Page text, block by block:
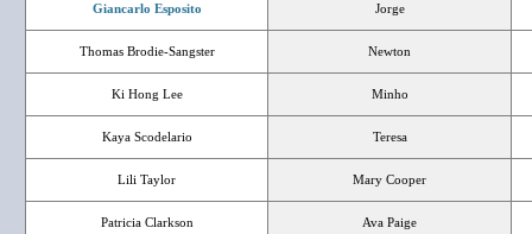
Giancarlo Esposito Jorge
Thomas Brodie-Sangster Newton
Ki Hong Lee Minho
Kaya Scodelario Teresa
Lili Taylor Mary Cooper
Patricia Clarkson Ava Paige